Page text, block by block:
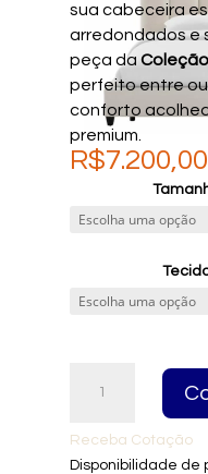
sua cabeceira
arredondados e
peça da
perfeito entre
conforto
premium.
R$7.200,00
Estofada
quantidade
Receba Cotação
Disponibilidade de